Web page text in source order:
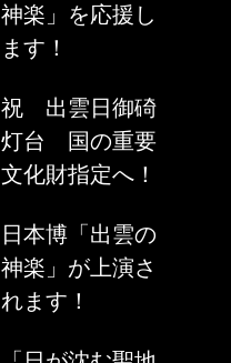
神楽」を応援し
ます！
祝 出雲日御碕
灯台 国の重要
文化財指定へ！
日本博「出雲の
神楽」が上演さ
れます！